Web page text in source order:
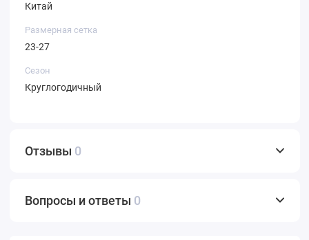
Китай
Размерная сетка
23-27
Сезон
Круглогодичный
Отзывы 0
Вопросы и ответы 0